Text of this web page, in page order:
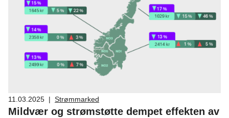
11.03.2025 | Strømmarked
Mildvær og strømstøtte dempet effekten av